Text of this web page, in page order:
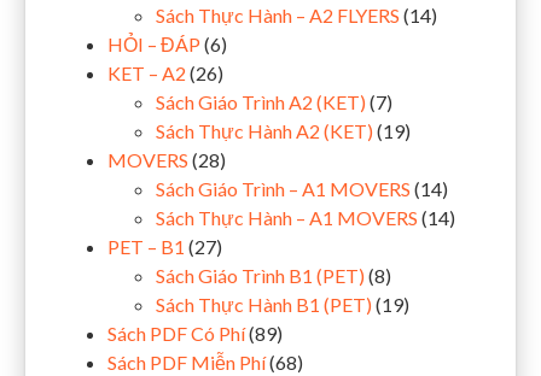
Sách Thực Hành – A2 FLYERS (14)
HỎI – ĐÁP (6)
KET – A2 (26)
Sách Giáo Trình A2 (KET) (7)
Sách Thực Hành A2 (KET) (19)
MOVERS (28)
Sách Giáo Trình – A1 MOVERS (14)
Sách Thực Hành – A1 MOVERS (14)
PET – B1 (27)
Sách Giáo Trình B1 (PET) (8)
Sách Thực Hành B1 (PET) (19)
Sách PDF Có Phí(89)
Sách PDF Miễn Phí(68)